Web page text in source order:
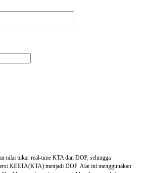
nilai tukar real-time KTA dan DOP, sehingga
KEETA(KTA) menjadi DOP. Alat ini menggunakan